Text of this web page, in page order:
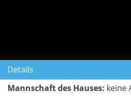
Details
Mannschaft des Hauses: keine